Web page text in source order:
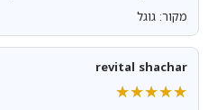
מקור: גוגל
revital shachar
★★★★★
★★★★★